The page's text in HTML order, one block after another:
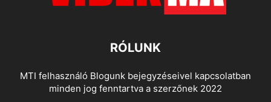
RÓLUNK
MTI felhasználó Blogunk bejegyzéseivel kapcsolatban
minden jog fenntartva a szerzőnek 2022